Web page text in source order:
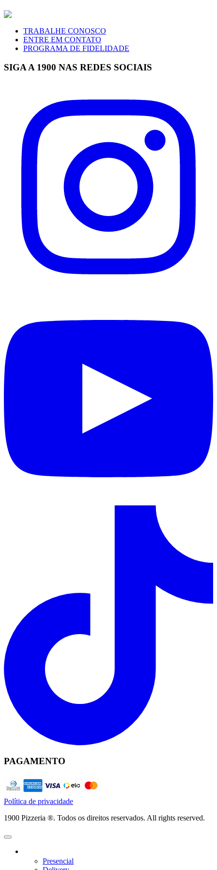
TRABALHE CONOSCO
ENTRE EM CONTATO
PROGRAMA DE FIDELIDADE
SIGA A 1900 NAS REDES SOCIAIS
PAGAMENTO
Política de privacidade
1900 Pizzeria ®. Todos os direitos reservados. All rights reserved.
Presencial